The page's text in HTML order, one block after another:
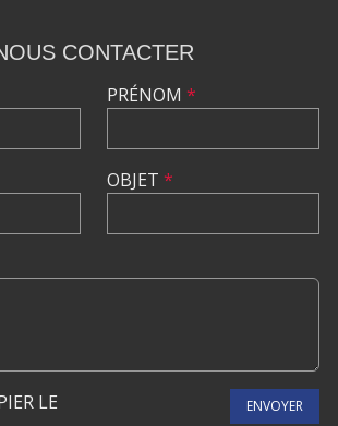
CONTACTER
PRÉNOM *
OBJET *
LE
ENVOYER